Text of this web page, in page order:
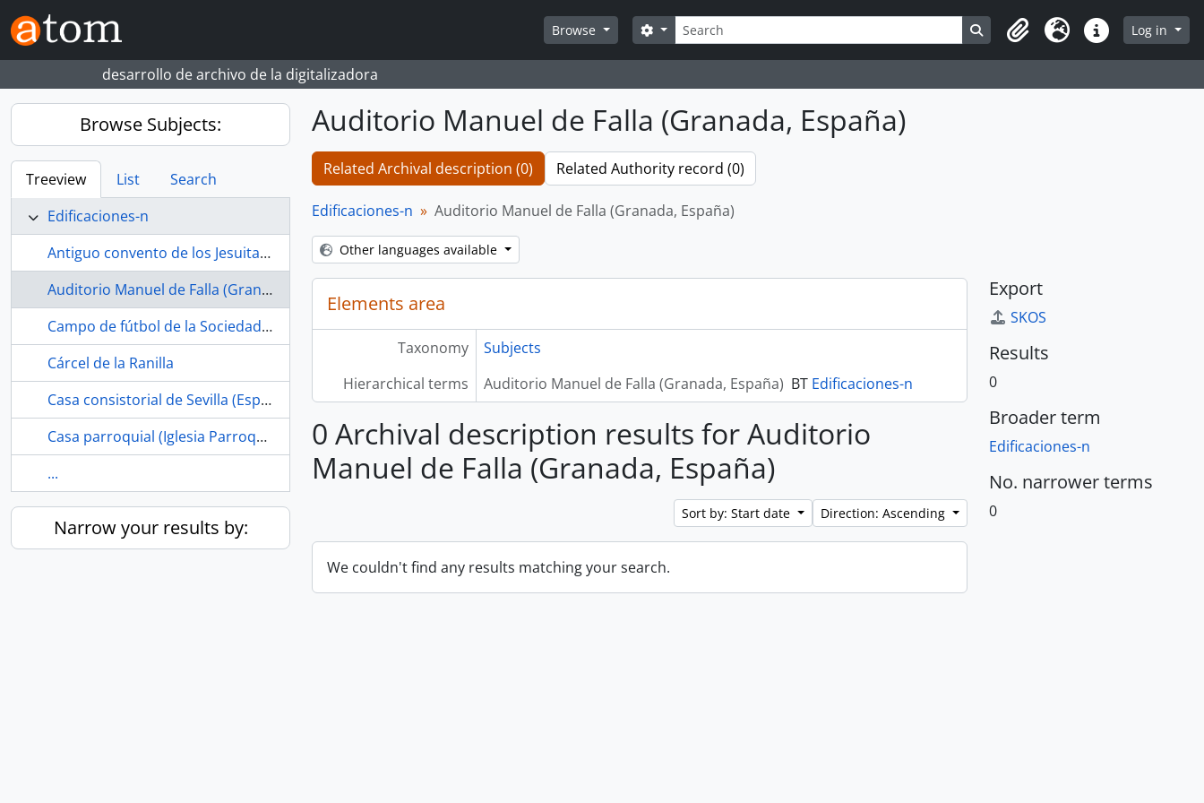
Skip to main content
Browse
Search
Search options Search in browse page
ClipboardLanguageQuick linksLog in
desarrollo de archivo de la digitalizadora
Browse Subjects:
Treeview List
Search
Edificaciones-n
Antiguo convento de los Jesuitas (Osuna, Sevilla, España, s. XVII-)
Auditorio Manuel de Falla (Granada, España)
Campo de fútbol de la Sociedad Deportiva Estrella Bachillera (La Bachillera, Sevilla, España, ca.1968-1989)
Cárcel de la Ranilla
Casa consistorial de Sevilla (España, s. XVI-)
Casa parroquial (Iglesia Parroquial de Santiago el Mayor, Los Corrales, Sevilla, España)
...
Narrow your results by:
Auditorio Manuel de Falla (Granada, España)
Related Archival description (0) Related Authority record (0)
Edificaciones-n Auditorio Manuel de Falla (Granada, España)
Other languages available
Elements area
Taxonomy
Subjects
Hierarchical terms
Auditorio Manuel de Falla (Granada, España) BT Edificaciones-n
0 Archival description results for Auditorio
Manuel de Falla (Granada, España)
Sort by: Start date Direction: Ascending
We couldn't find any results matching your search.
Export
SKOS
Results
0
Broader term
Edificaciones-n
No. narrower terms
0